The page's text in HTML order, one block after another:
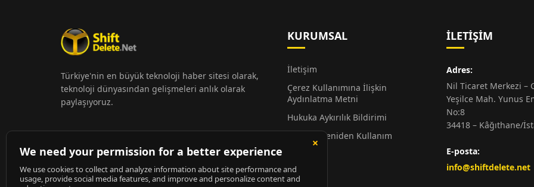
Türkiye'nin en büyük teknoloji haber sitesi olarak,
teknoloji dünyasından gelişmeleri anlık olarak
paylaşıyoruz.
KURUMSAL
İletişim
Çerez Kullanımına İlişkin
Aydınlatma Metni
Hukuka Aykırılık Bildirimi
Alıntı ve Yeniden Kullanım
Hakkında
Künye
İLETIŞIM
Adres:
Nil Ticaret Merkezi –
Yeşilce Mah. Yunus
No:8
34418 – Kâğıthane/
E-posta:
info@shiftdelete.net